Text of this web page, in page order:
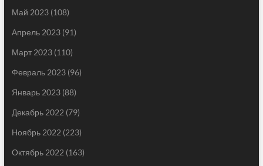
Май 2023(108)
Апрель 2023(91)
Март 2023(110)
Февраль 2023(96)
Январь 2023(88)
Декабрь 2022 (79)
Ноябрь 2022 (223)
Октябрь 2022 (163)